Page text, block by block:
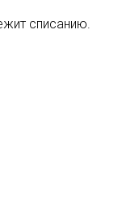
списанию.